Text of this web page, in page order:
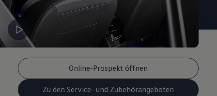
Online-Prospekt öffnen
Zu den Service- und Zubehörangeboten